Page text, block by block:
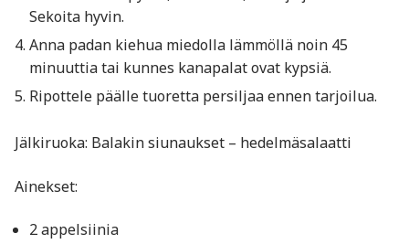
Sekoita hyvin.
Anna padan kiehua miedolla lämmöllä noin 45
minuuttia tai kunnes kanapalat ovat kypsiä.
Ripottele päälle tuoretta persiljaa ennen tarjoilua.
Jälkiruoka: Balakin siunaukset – hedelmäsalaatti
Ainekset:
2 appelsiinia